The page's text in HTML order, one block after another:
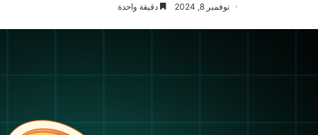
نوفمبر 8, 2024 دقيقة واحدة